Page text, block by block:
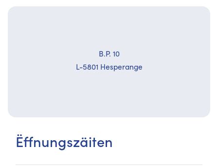
B.P. 10
L-5801 Hesperange
Ëffnungszäiten